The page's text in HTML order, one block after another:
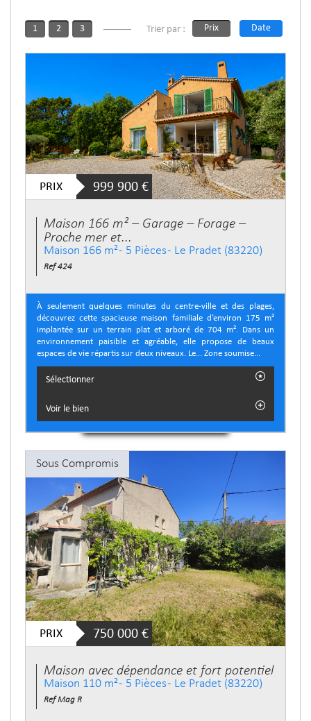
1 2 3 Trier par : Prix Date
PRIX 999 900 €
Maison 166 m² – Garage – Forage –
Proche mer et...
Maison 166 m² - 5 Pièces - Le Pradet (83220)
Ref 424
À seulement quelques minutes du centre-ville et des plages,
découvrez cette spacieuse maison familiale d’environ 175 m²
implantée sur un terrain plat et arboré de 704 m². Dans un
environnement paisible et agréable, elle propose de beaux
espaces de vie répartis sur deux niveaux. Le... Zone soumise...
Sélectionner
Voir le bien
Sous Compromis
PRIX 750 000 €
Maison avec dépendance et fort potentiel
Maison 110 m² - 5 Pièces - Le Pradet (83220)
Ref Mag R